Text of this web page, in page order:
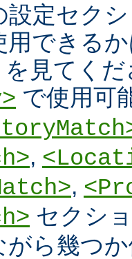
設定セク
用できる
を見てくだ
で使用可
,
,
セクシ
ら幾つ